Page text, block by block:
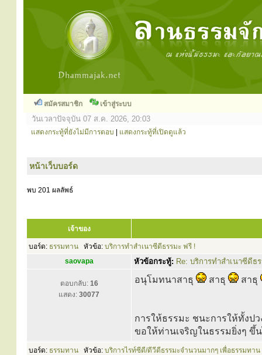
สมัครสมาชิก เข้าสู่ระบบ
วันเวลาปัจจุบัน 07 ส.ค. 2026, 20:03
แสดงกระทู้ที่ยังไม่มีการตอบ แสดงกระทู้ที่เปิดดูแล้ว
หน้าเว็บบอร์ด
พบ 201 ผลลัพธ์
เจ้าของ
บอร์ด: ธรรมทาน หัวข้อ: บริการทำสำเนาซีดีธรรมะ ฟรี !
saovapa
หัวข้อกระทู้: Re: บริการทำสำเนาซีดีธ
ตอบกลับ: 16
แสดง: 30077
อนุโมทนาสาธุ สาธุ สาธุ
การให้ธรรมะ ชนะการให้ทั้งปว
ขอให้ท่านเจริญในธรรมยิ่งๆ ขึ้
บอร์ด: ธรรมทาน หัวข้อ: บริการไรท์ซีดี/ดีวีดีธรรมะจำนวนมากๆ เพื่อธรรมทาน